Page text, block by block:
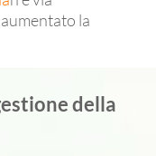
la
della